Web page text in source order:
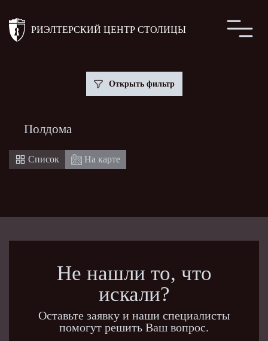
РИЭЛТЕРСКИЙ ЦЕНТР СТОЛИЦЫ
Открыть фильтр
Полдома
Список На карте
Не нашли то, что
искали?
Оставьте заявку и наши специалисты
помогут решить Ваш вопрос.